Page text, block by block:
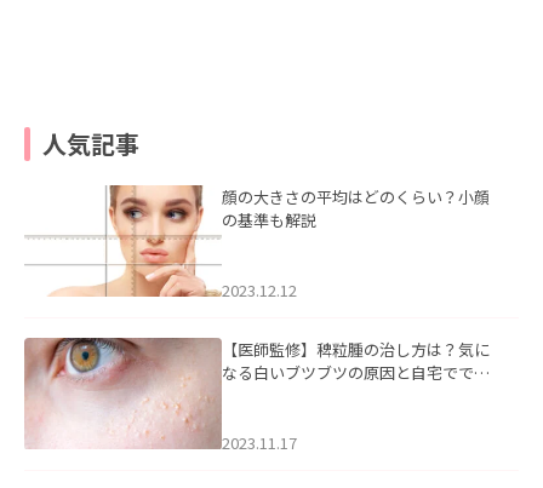
人気記事
顔の大きさの平均はどのくらい？小顔
の基準も解説
2023.12.12
【医師監修】稗粒腫の治し方は？気に
なる白いブツブツの原因と自宅ででき
2023.11.17